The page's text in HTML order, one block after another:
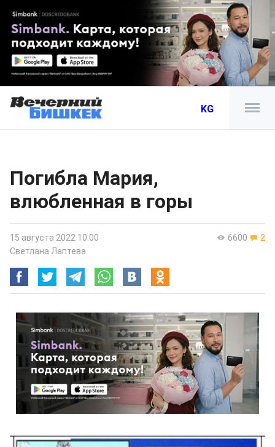
KG
Погибла Мария,
влюбленная в горы
6600 2
15 августа 2022 10:00
Светлана Лаптева